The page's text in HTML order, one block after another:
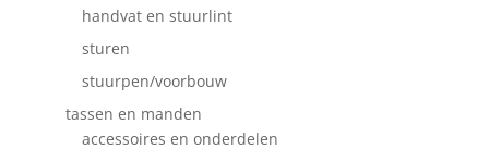
handvat en stuurlint
sturen
stuurpen/voorbouw
tassen en manden
accessoires en onderdelen